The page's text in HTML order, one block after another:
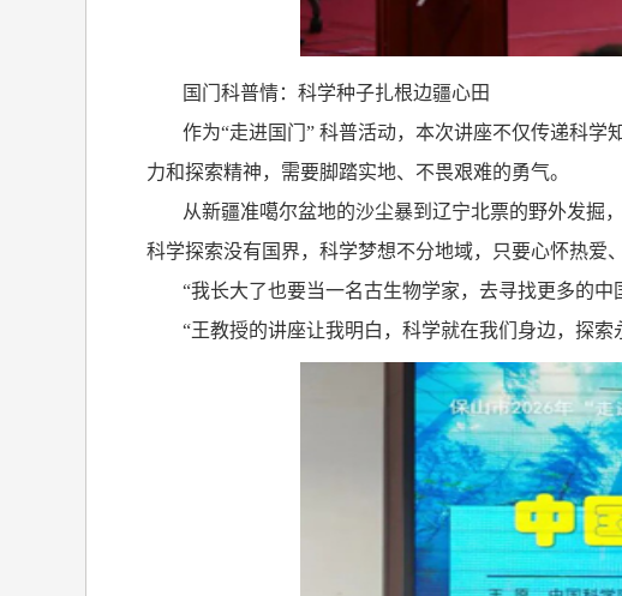
国门科普情：科学种子扎根边疆心田
作为“走进国门” 科普活动，本次讲座不仅传递科
力和探索精神，需要脚踏实地、不畏艰难的勇气。
从新疆准噶尔盆地的沙尘暴到辽宁北票的野外发掘
科学探索没有国界，科学梦想不分地域，只要心怀热爱
“我长大了也要当一名古生物学家，去寻找更多的
“王教授的讲座让我明白，科学就在我们身边，探